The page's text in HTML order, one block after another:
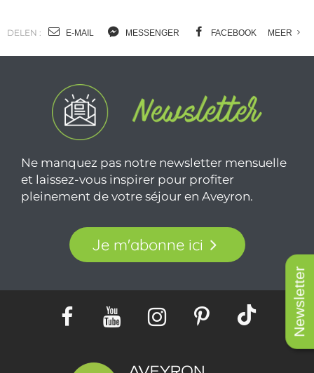
Newsletter
DELEN : E-MAIL MESSENGER FACEBOOK MEER
Ne manquez pas notre newsletter mensuelle
et laissez-vous inspirer pour profiter
pleinement de votre séjour en Aveyron.
Je m'abonne ici